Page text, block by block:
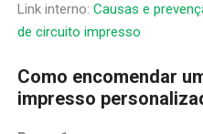
Link interno:Causas e
de circuito impresso
Como encomendar
impresso